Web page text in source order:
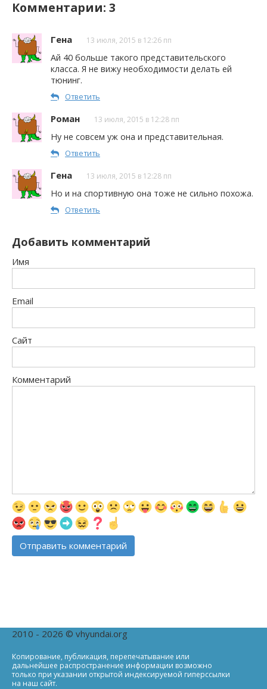
Комментарии: 3
Гена 13 июля, 2015 в 12:26 пп
Ай 40 больше такого представительского
класса. Я не вижу необходимости делать ей
тюнинг.
Ответить
Роман 13 июля, 2015 в 12:28 пп
Ну не совсем уж она и представительная.
Ответить
Гена 13 июля, 2015 в 12:28 пп
Но и на спортивную она тоже не сильно похожа.
Ответить
Добавить комментарий
Имя
Email
Сайт
Комментарий
2010 - 2026 © vhyundai.org
Копирование, публикация, перепечатывание или
дальнейшее распространение информации возможно
только при указании открытой индексируемой гиперссылки
на наш сайт.